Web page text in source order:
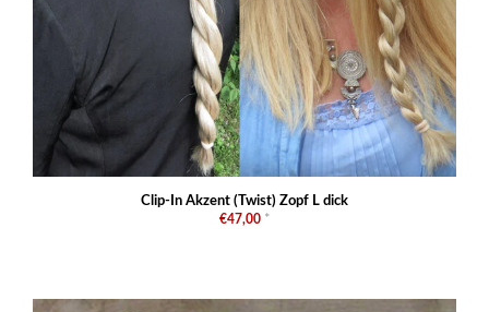
Clip-In Akzent (Twist) Zopf L dick
€47,00 *